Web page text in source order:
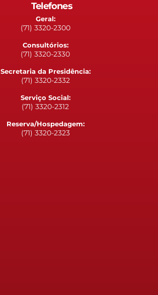
Telefones
Geral:
(71) 3320-2300
Consultórios:
(71) 3320-2330
Secretaria da Presidência:
(71) 3320-2332
Serviço Social:
(71) 3320-2312
Reserva/Hospedagem:
(71) 3320-2323